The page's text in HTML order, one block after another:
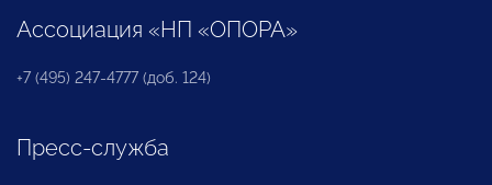
Ассоциация «НП «ОПОРА»
+7 (495) 247-4777 (доб. 124)
Пресс-служба